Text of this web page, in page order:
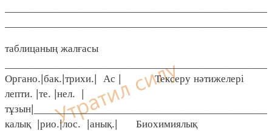
таблицаның жалғасы
Органо.|бак.|трихи.| Ас | Тексеру нәтижелері
лепти. |те. |нел. |
калық |рио.|лос. |анық.| Биохимиялық